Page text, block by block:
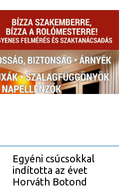
Egyéni csúcsokkal
indította az évet
Horváth Botond